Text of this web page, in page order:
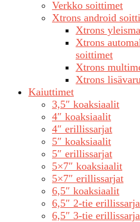
Verkko soittimet
Xtrons android
Xtrons
Xtrons
soittimet
Xtrons
Xtrons
Kaiuttimet
3,5″ koaksiaalit
4″ koaksiaalit
4″ erillissarjat
5″ koaksiaalit
5″ erillissarjat
5×7″ koaksiaalit
5×7″ erillissarjat
6,5″ koaksiaalit
6,5″ 2-tie
6,5″ 3-tie